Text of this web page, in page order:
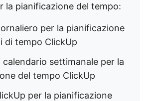
la pianificazione del tempo:
per la pianificazione
di tempo ClickUp
calendario settimanale per la
del tempo ClickUp
per la pianificazione